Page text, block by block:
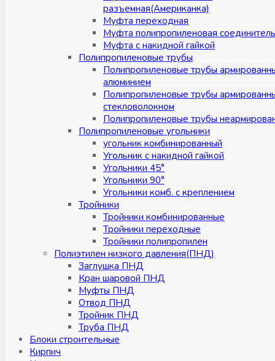
разъемная(Американка)
Муфта переходная
Муфта полипропиленовая
Муфта с накидной гайкой
Полипропиленовые трубы
Полипропиленовые трубы
алюминием
Полипропиленовые трубы
стекловолокном
Полипропиленовые трубы
Полипропиленовые угольники
угольник комбинированный
Угольник с накидной гайкой
Угольники 45°
Угольники 90°
Угольники комб. с креплением
Тройники
Тройники комбинированные
Тройники переходные
Тройники полипропилен
Полиэтилен низкого давления(ПНД)
Заглушка ПНД
Кран шаровой ПНД
Муфты ПНД
Отвод ПНД
Тройник ПНД
Труба ПНД
Блоки строительные
Кирпич